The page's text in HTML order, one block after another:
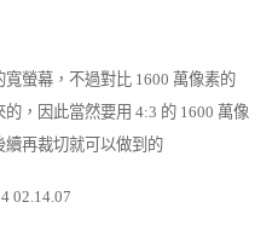
螢幕，不過對比 1600 萬像素的
，因此當然要用 4:3 的 1600 萬像
再裁切就可以做到的